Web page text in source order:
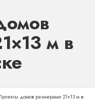
м в
домов размерами 21×13 м в